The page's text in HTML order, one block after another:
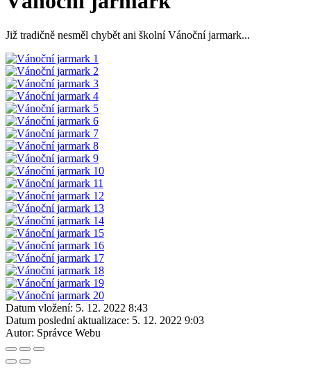
Již tradičně nesměl chybět ani školní Vánoční jarmark...
Datum vložení: 5. 12. 2022 8:43
Datum poslední aktualizace: 5. 12. 2022 9:03
Autor: Správce Webu